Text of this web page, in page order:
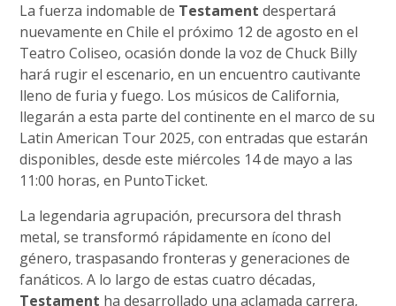
La fuerza indomable de Testament despertará
nuevamente en Chile el próximo 12 de agosto en el
Teatro Coliseo, ocasión donde la voz de Chuck Billy
hará rugir el escenario, en un encuentro cautivante
lleno de furia y fuego. Los músicos de California,
llegarán a esta parte del continente en el marco de su
Latin American Tour 2025, con entradas que estarán
disponibles, desde este miércoles 14 de mayo a las
11:00 horas, en PuntoTicket.
La legendaria agrupación, precursora del thrash
metal, se transformó rápidamente en ícono del
género, traspasando fronteras y generaciones de
fanáticos. A lo largo de estas cuatro décadas,
Testament ha desarrollado una aclamada carrera,